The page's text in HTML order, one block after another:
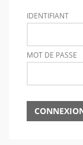
IDENTIFIANT
MOT DE PASSE